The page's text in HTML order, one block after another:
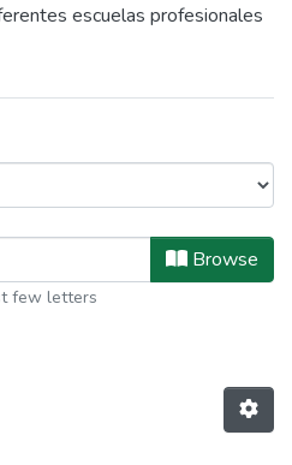
escuelas profesionales
Subject Browse
few letters